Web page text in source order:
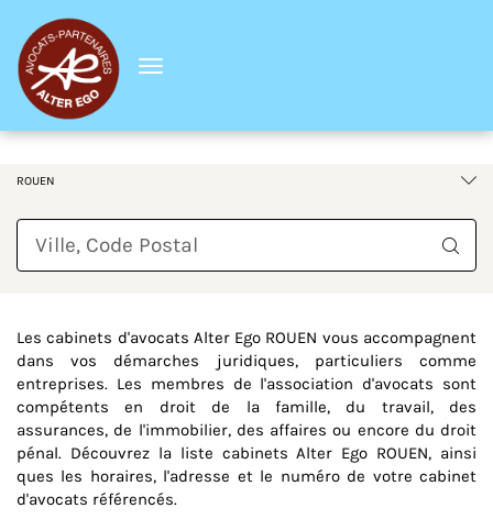
Menu
France
Normandie
ROUEN
Requête
Les cabinets d'avocats Alter Ego ROUEN vous accompagnent
dans vos démarches juridiques, particuliers comme
entreprises. Les membres de l'association d'avocats sont
compétents en droit de la famille, du travail, des
assurances, de l'immobilier, des affaires ou encore du droit
pénal. Découvrez la liste cabinets Alter Ego ROUEN, ainsi
ques les horaires, l'adresse et le numéro de votre cabinet
d'avocats référencés.